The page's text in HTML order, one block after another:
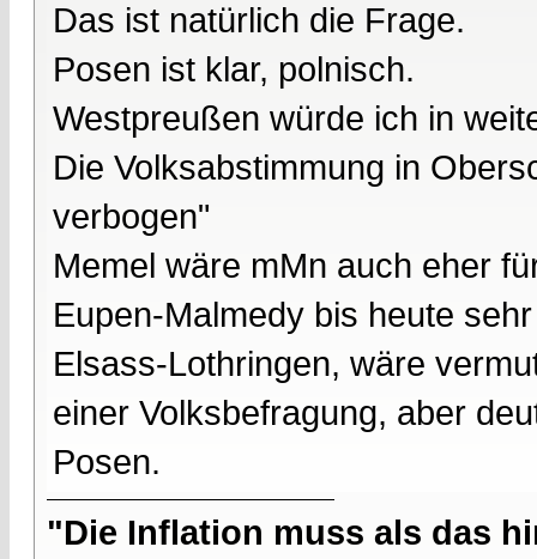
Das ist natürlich die Frage.
Posen ist klar, polnisch.
Westpreußen würde ich in
Die Volksabstimmung in
verbogen"
Memel wäre mMn auch eher
Eupen-Malmedy bis heute
Elsass-Lothringen, wäre
einer Volksbefragung, aber
Posen.
"Die Inflation muss als das